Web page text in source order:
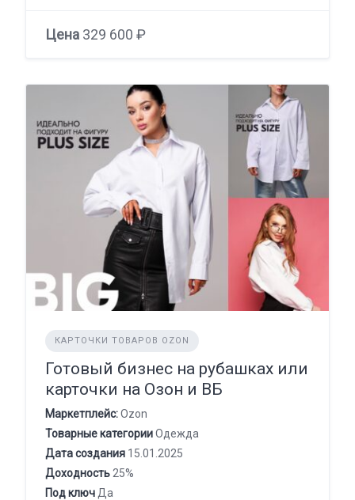
Цена 329 600 ₽
КАРТОЧКИ ТОВАРОВ OZON
Готовый бизнес на рубашках или
карточки на Озон и ВБ
Маркетплейс:Ozon
Товарные категорииОдежда
Дата создания 15.01.2025
Доходность 25%
Под ключ Да